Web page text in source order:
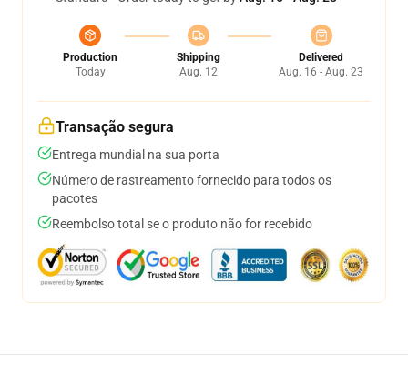
Production
Today
Shipping
Aug. 12
Delivered
Aug. 16 - Aug. 23
Transação segura
Entrega mundial na sua porta
Número de rastreamento fornecido para todos os
pacotes
Reembolso total se o produto não for recebido